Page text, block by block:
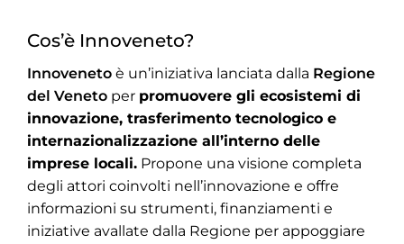
Cos’è Innoveneto?
Innoveneto è un’iniziativa lanciata dalla Regione
del Veneto per promuovere gli ecosistemi di
innovazione, trasferimento tecnologico e
internazionalizzazione all’interno delle
imprese locali. Propone una visione completa
degli attori coinvolti nell’innovazione e offre
informazioni su strumenti, finanziamenti e
iniziative avallate dalla Regione per appoggiare